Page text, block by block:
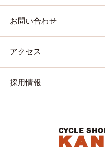
お問い合わせ
アクセス
採用情報